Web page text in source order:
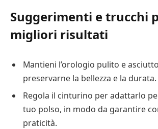
Suggerimenti e trucchi
migliori risultati
Mantieni l’orologio pulito e
preservarne la bellezza e la durata.
Regola il cinturino per adattarlo
tuo polso, in modo da garantire
praticità.